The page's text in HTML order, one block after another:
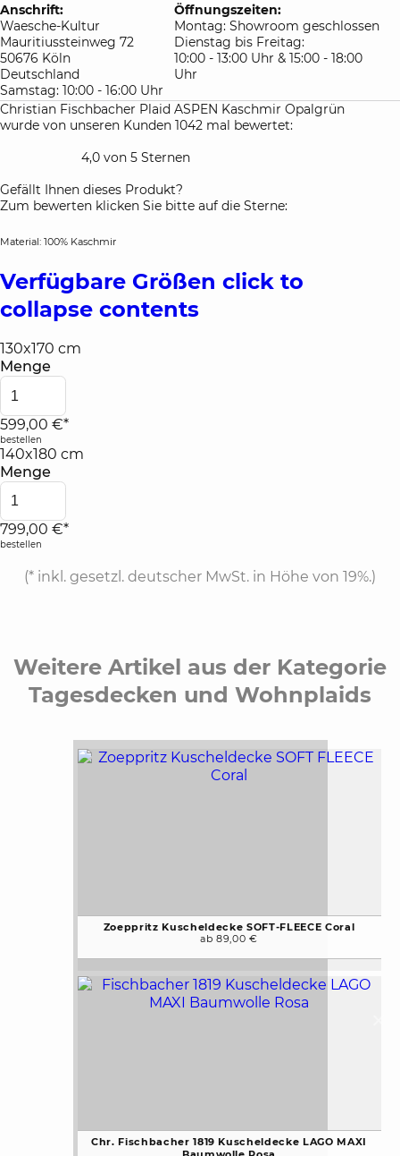
Anschrift:
Waesche-Kultur
Mauritiussteinweg 72
50676 Köln
Deutschland
Öffnungszeiten:
Montag: Showroom geschlossen
Dienstag bis Freitag:
10:00 - 13:00 Uhr & 15:00 - 18:00
Uhr
Samstag: 10:00 - 16:00 Uhr
Christian Fischbacher Plaid ASPEN Kaschmir Opalgrün
wurde von unseren Kunden 1042 mal bewertet:
4,0 von 5 Sternen
Gefällt Ihnen dieses Produkt?
Zum bewerten klicken Sie bitte auf die Sterne:
Material: 100% Kaschmir
Verfügbare Größen click to
collapse contents
130x170 cm
Menge
599,00 €*
bestellen
140x180 cm
Menge
799,00 €*
bestellen
(* inkl. gesetzl. deutscher MwSt. in Höhe von 19%.)
Weitere Artikel aus der Kategorie
Tagesdecken und Wohnplaids
Zoeppritz Kuscheldecke SOFT-FLEECE Coral
ab 89,00 €
Chr. Fischbacher 1819 Kuscheldecke LAGO MAXI